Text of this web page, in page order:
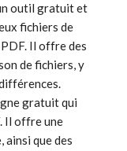
outil gratuit et
fichiers de
Il offre des
de fichiers, y
gratuit qui
Il offre une
que des